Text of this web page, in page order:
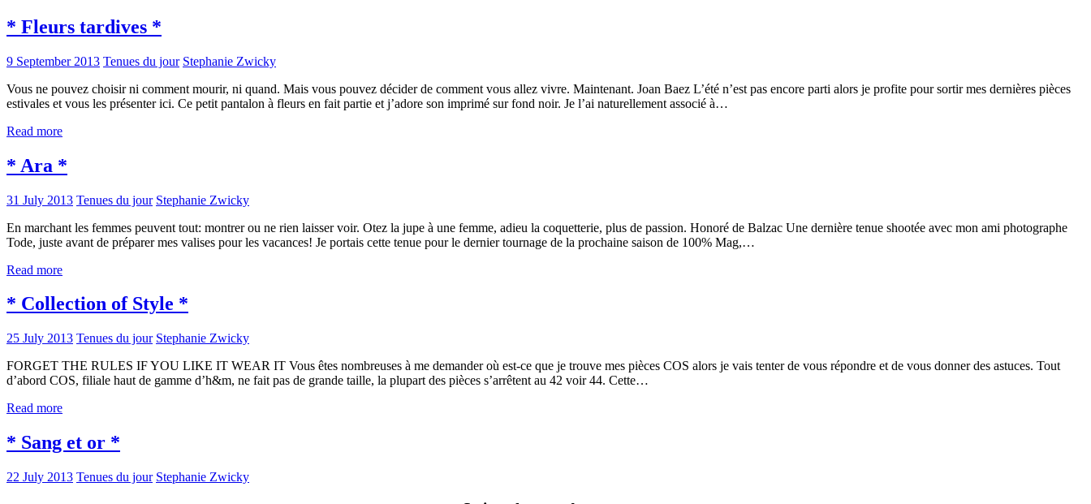
* Fleurs tardives *
9 September 2013 Tenues du jour Stephanie Zwicky
Vous ne pouvez choisir ni comment mourir, ni quand. Mais vous pouvez décider de comment vous allez vivre. Maintenant. Joan Baez L’été n’est pas encore parti alors je profite pour sortir mes dernières pièces
estivales et vous les présenter ici. Ce petit pantalon à fleurs en fait partie et j’adore son imprimé sur fond noir. Je l’ai naturellement associé à…
Read more
* Ara *
31 July 2013 Tenues du jour Stephanie Zwicky
En marchant les femmes peuvent tout: montrer ou ne rien laisser voir. Otez la jupe à une femme, adieu la coquetterie, plus de passion. Honoré de Balzac Une dernière tenue shootée avec mon ami photographe
Tode, juste avant de préparer mes valises pour les vacances! Je portais cette tenue pour le dernier tournage de la prochaine saison de 100% Mag,…
Read more
* Collection of Style *
25 July 2013 Tenues du jour Stephanie Zwicky
FORGET THE RULES IF YOU LIKE IT WEAR IT Vous êtes nombreuses à me demander où est-ce que je trouve mes pièces COS alors je vais tenter de vous répondre et de vous donner des astuces. Tout
d’abord COS, filiale haut de gamme d’h&m, ne fait pas de grande taille, la plupart des pièces s’arrêtent au 42 voir 44. Cette…
Read more
* Sang et or *
22 July 2013 Tenues du jour Stephanie Zwicky